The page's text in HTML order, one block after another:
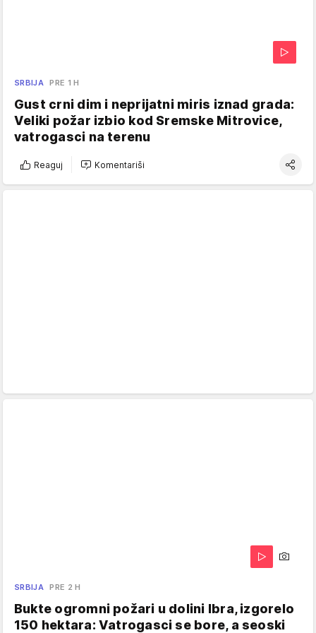
SRBIJA PRE 1 H
Gust crni dim i neprijatni miris iznad grada:
Veliki požar izbio kod Sremske Mitrovice,
vatrogasci na terenu
Reaguj Komentariši
SRBIJA PRE 2 H
Bukte ogromni požari u dolini Ibra, izgorelo
150 hektara: Vatrogasci se bore, a seoski